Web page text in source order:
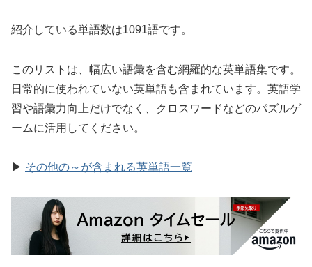
紹介している単語数は1091語です。
このリストは、幅広い語彙を含む網羅的な英単語集です。
日常的に使われていない英単語も含まれています。英語学
習や語彙力向上だけでなく、クロスワードなどのパズルゲ
ームに活用してください。
▶ その他の～が含まれる英単語一覧